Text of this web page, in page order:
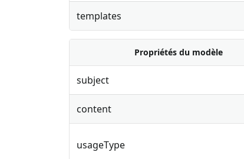
templates
Propriétés du modèle
subject
content
usageType